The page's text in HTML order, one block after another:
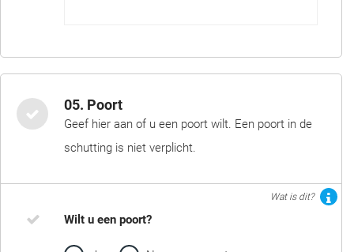
05. Poort
Geef hier aan of u een poort wilt. Een poort in de
schutting is niet verplicht.
Wat is dit?
Wilt u een poort?